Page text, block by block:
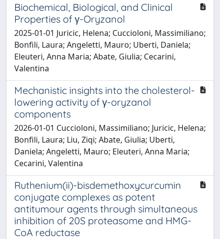
Biochemical, Biological, and Clinical
Properties of γ-Oryzanol
2025-01-01 Juricic, Helena; Cuccioloni, Massimiliano;
Bonfili, Laura; Angeletti, Mauro; Uberti, Daniela;
Eleuteri, Anna Maria; Abate, Giulia; Cecarini,
Valentina
Mechanistic insights into the cholesterol-
lowering activity of γ-oryzanol
components
2026-01-01 Cuccioloni, Massimiliano; Juricic, Helena;
Bonfili, Laura; Liu, Ziqi; Abate, Giulia; Uberti,
Daniela; Angeletti, Mauro; Eleuteri, Anna Maria;
Cecarini, Valentina
Ruthenium(ii)-bisdemethoxycurcumin
conjugate complexes as potent
antitumour agents through simultaneous
inhibition of 20S proteasome and HMG-
CoA reductase